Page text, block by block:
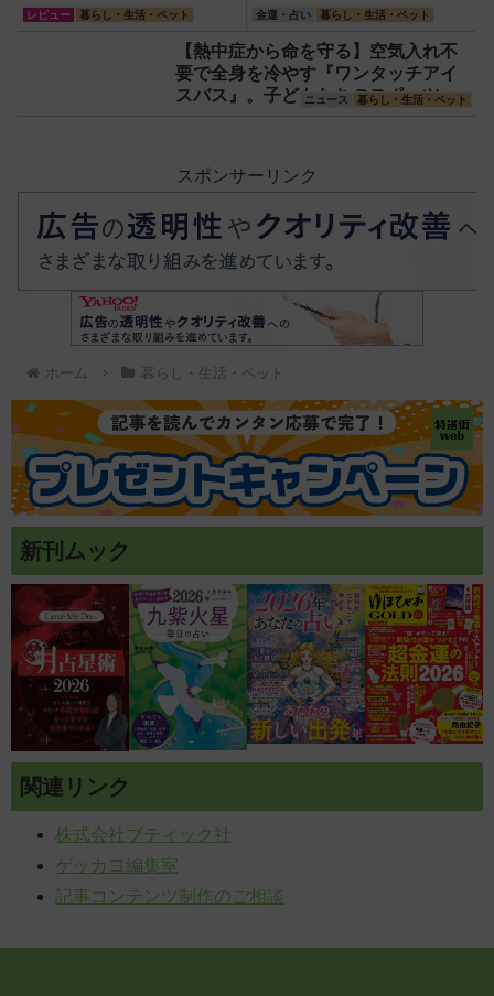
トクーラー4L」【アイリス
オーヤマ】！宇宙服の技術
で保冷力も異次元だった
レビュー 暮らし・生活・ペット 金運・占い 暮らし・生活・ペット
【熱中症から命を守る】空気入れ不
要で全身を冷やす『ワンタッチアイ
スバス』。子どもたちのスポーツ現
場に1台置くべき理由
ニュース 暮らし・生活・ペット
スポンサーリンク
ホーム 暮らし・生活・ペット
新刊ムック
関連リンク
株式会社ブティック社
ゲッカヨ編集室
記事コンテンツ制作のご相談